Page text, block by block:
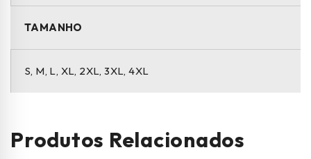
TAMANHO
S, M, L, XL, 2XL, 3XL, 4XL
Produtos Relacionados